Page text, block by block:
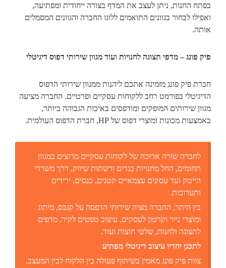
בפתח החנות, ניתן לעצב את המדף בצורה ייחודית ומפתיעה,
ואפילו לבחור בגוונים התואמים ללוגו החברה והגוונים המסמלים
אותה.
פיק פונג – מדפי תצוגה לחנויות ועוד מגוון שירותי דפוס דיגיטלי
חברת פיק פונג מזמינה אתכם ליהנות ממגוון שירותי הדפוס
הדיגיטלי בפורמט רחב ללקוחות עסקיים ופרטיים. החברה מציעה
מגוון שירותים המופקים ומודפסים באיכות הגבוהה ביותר,
באמצעות מכונות ומוצרי דפוס של HP, חברת הדפוס העולמית.
לחברה שורה ארוכה של לקוחות עסקיים מרוצים במגוון
תחומים, החל מחנויות בגדים ורשתות שיווק, דרך משרדי
הייטק ועד עסקים עצמאיים קטנים, כנסים, ירידים
ותערוכות.
בין היתר, החברה מציה שירותי הדפסה על קנבס, מיתוג
ומוצרי נייר וקרטון לעסקים, עיצוב טפטים לקיר, מדפים
לתצוגה ולחנות, שלטי חוצות ועוד.
לתכנן יחדיו עיצוב דיגיטלי מפתיע
צוות פיק פונג מאמין בשיתוף פעולה בין הלקוח לבין המעצב,